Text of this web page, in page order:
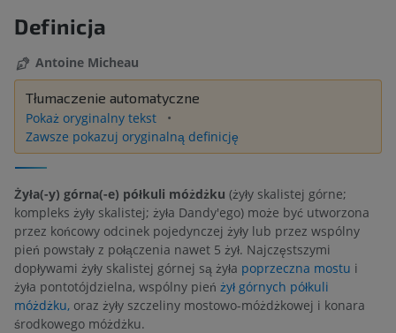
Definicja
Antoine Micheau
Tłumaczenie automatyczne
Pokaż oryginalny tekst
Zawsze pokazuj oryginalną definicję
Żyła(-y) górna(-e) półkuli móżdżku (żyły skalistej górne;
kompleks żyły skalistej; żyła Dandy'ego) może być utworzona
przez końcowy odcinek pojedynczej żyły lub przez wspólny
pień powstały z połączenia nawet 5 żył. Najczęstszymi
dopływami żyły skalistej górnej są żyła poprzeczna mostu i
żyła pontotójdzielna, wspólny pień żył górnych półkuli
móżdżku, oraz żyły szczeliny mostowo-móżdżkowej i konara
środkowego móżdżku.